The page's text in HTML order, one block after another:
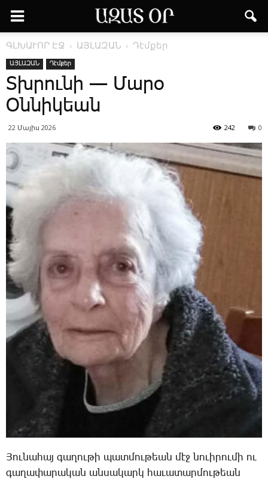
ԳԼԽԱՒՈՐ ԷՋ ԱՅԼԱԶԱՆ Դէմքեր
ԱՅԼԱԶԱՆ Դէմքեր
Տխրունի — Մարօ
Օննիկեան
22 Մայիս 2026 0
242
­Յու­նա­հայ գա­ղու­թի պատ­մու­թեան մէջ նո­ւի­րու­մի ու
գա­ղա­փա­րա­կան ան­սա­կարկ հա­ւա­տար­մու­թեան